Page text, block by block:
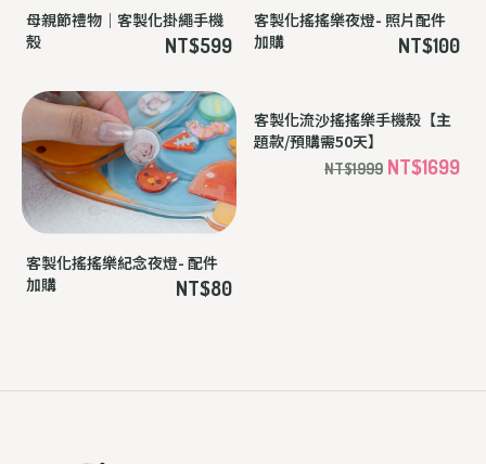
母親節禮物｜客製化掛繩手機
殼
NT$599
客製化搖搖樂夜燈- 照片配件
加購
NT$100
客製化搖搖樂紀念夜燈- 配件
加購
NT$80